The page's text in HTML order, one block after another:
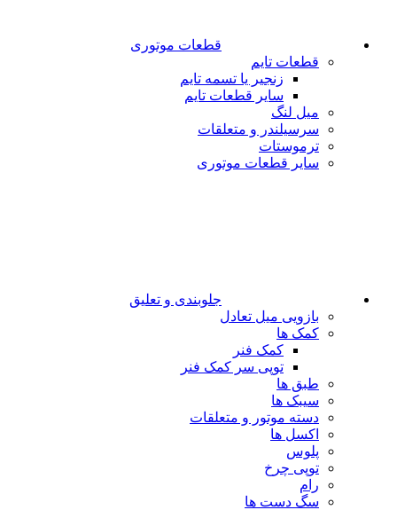
قطعات موتوری
قطعات تایم
زنجیر یا تسمه تایم
سایر قطعات تایم
میل لنگ
سرسیلندر و متعلقات
ترموستات
سایر قطعات موتوری
جلوبندی و تعلیق
بازویی میل تعادل
کمک ها
کمک فنر
توپی سر کمک فنر
طبق ها
سیبک ها
دسته موتور و متعلقات
اکسل ها
پلوس
توپی چرخ
رام
سگ دست ها